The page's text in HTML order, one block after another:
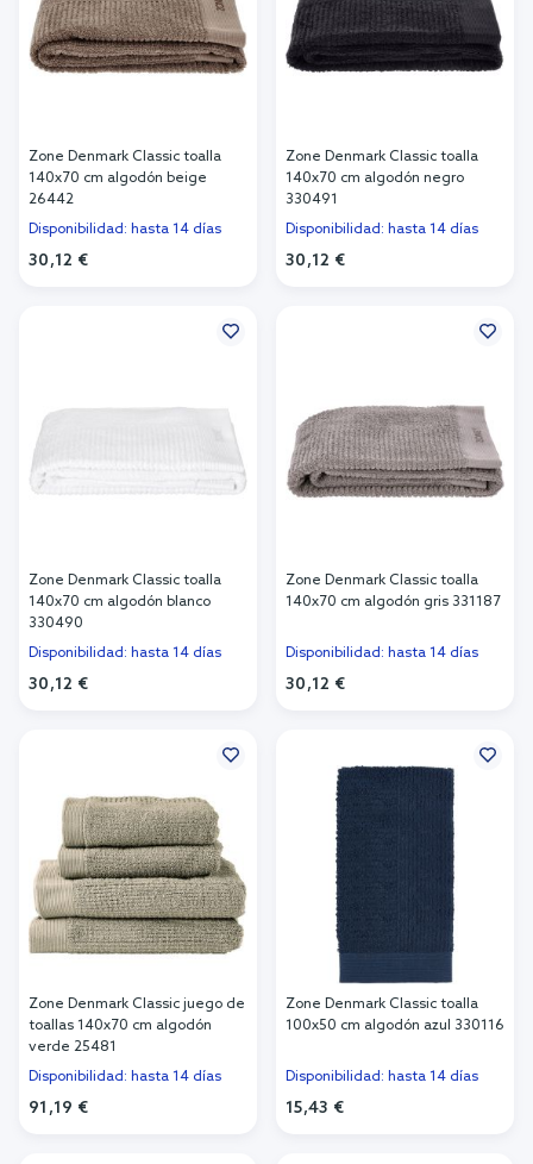
Zone Denmark Classic toalla
140x70 cm algodón beige
26442
Disponibilidad: hasta 14 días
30,12 €
Zone Denmark Classic toalla
140x70 cm algodón negro
330491
Disponibilidad: hasta 14 días
30,12 €
Zone Denmark Classic toalla
140x70 cm algodón blanco
330490
Disponibilidad: hasta 14 días
30,12 €
Zone Denmark Classic toalla
140x70 cm algodón gris 331187
Disponibilidad: hasta 14 días
30,12 €
Zone Denmark Classic juego de
toallas 140x70 cm algodón
verde 25481
Disponibilidad: hasta 14 días
91,19 €
Zone Denmark Classic toalla
100x50 cm algodón azul 330116
Disponibilidad: hasta 14 días
15,43 €